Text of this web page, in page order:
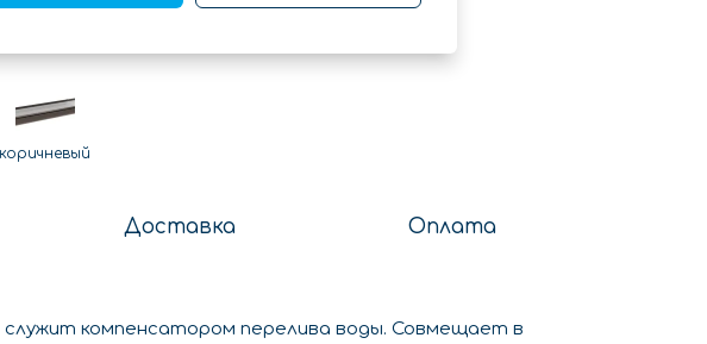
коричневый
Доставка Оплата
компенсатором перелива воды. Совмещает в